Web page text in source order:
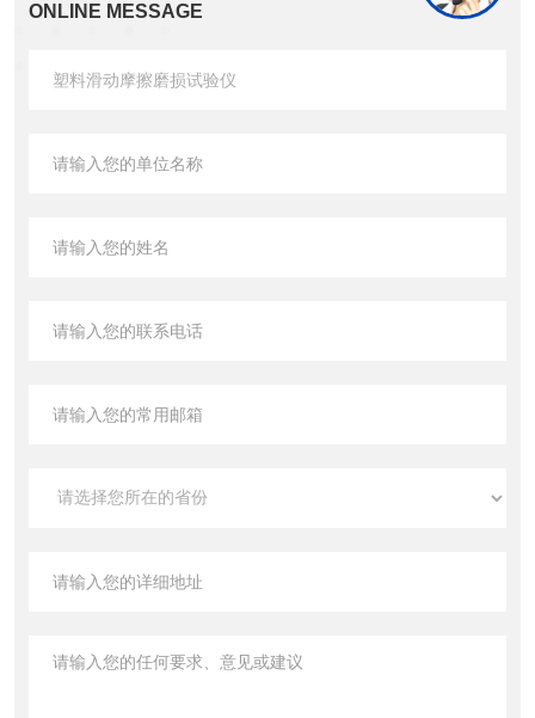
ONLINE MESSAGE